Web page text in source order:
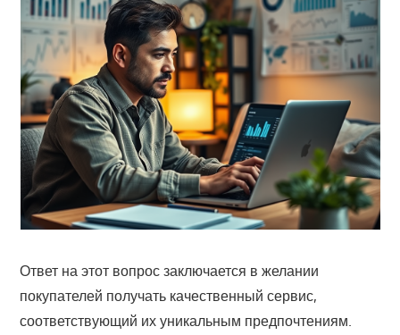
Ответ на этот вопрос заключается в желании
покупателей получать качественный сервис,
соответствующий их уникальным предпочтениям.